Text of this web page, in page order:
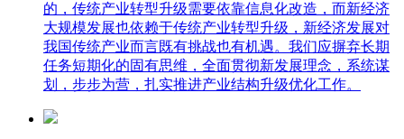
的，传统产业转型升级需要依靠信息化改造，而新经济
大规模发展也依赖于传统产业转型升级，新经济发展对
我国传统产业而言既有挑战也有机遇。我们应摒弃长期
任务短期化的固有思维，全面贯彻新发展理念，系统谋
划，步步为营，扎实推进产业结构升级优化工作。